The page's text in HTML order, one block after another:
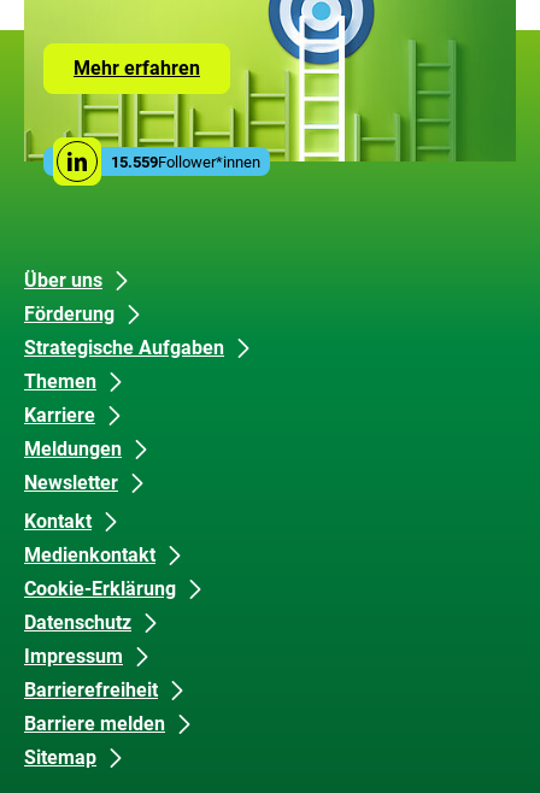
Mehr erfahrenZur
Seite
den
Leistungen
der
ZUG
Social
MediaLinkedin
15.559Follower*innen
Unsere
Inhalte
Über uns
Förderung
Strategische Aufgaben
Themen
Karriere
Meldungen
Newsletter
Datenschutz
und
Barrierefreiheit
Kontakt
Medienkontakt
Cookie-Erklärung
Datenschutz
Impressum
Barrierefreiheit
Barriere melden
Sitemap